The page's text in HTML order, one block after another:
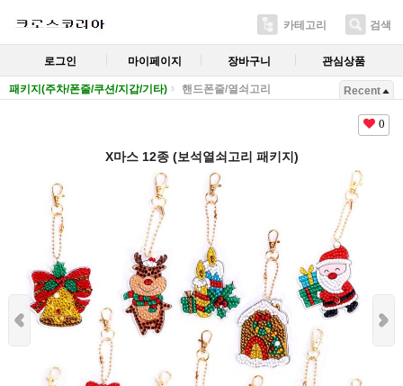
카테고리 검색
로그인 마이페이지 장바구니 관심상품
패키지(주차/폰줄/쿠션/지갑/기타) 핸드폰줄/열쇠고리 Recent
0
X마스 12종 (보석열쇠고리 패키지)